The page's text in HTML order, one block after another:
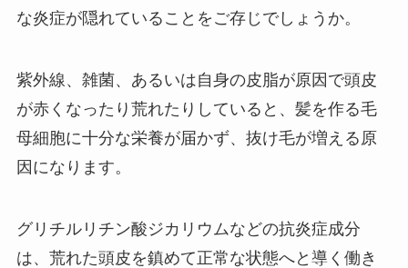
な炎症が隠れていることをご存じでしょうか。
紫外線、雑菌、あるいは自身の皮脂が原因で頭皮
が赤くなったり荒れたりしていると、髪を作る毛
母細胞に十分な栄養が届かず、抜け毛が増える原
因になります。
グリチルリチン酸ジカリウムなどの抗炎症成分
は、荒れた頭皮を鎮めて正常な状態へと導く働き